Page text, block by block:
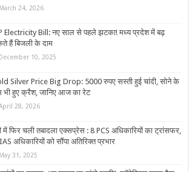
March 24, 2026
Electricity Bill: नए साल से पहले झटका! मध्य प्रदेश में बढ़
हैं बिजली के दाम
December 10, 2025
Silver Price Big Drop: 5000 रुपए सस्ती हुई चांदी, सोने के
भी हुए क्रैश, जानिए आज का रेट
28, 2026
में फिर चली तबादला एक्सप्रेस : 8 PCS अधिकारियों का ट्रांसफर,
अधिकारियों को सौंपा अतिरिक्त प्रभार
May 31, 2025